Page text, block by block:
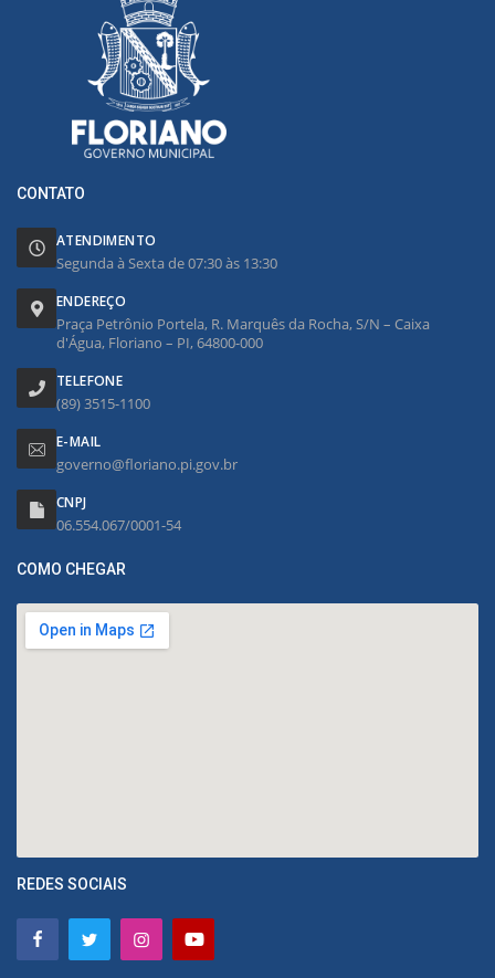
CONTATO
ATENDIMENTO
Segunda à Sexta de 07:30 às 13:30
ENDEREÇO
Praça Petrônio Portela, R. Marquês da Rocha, S/N – Caixa
d'Água, Floriano – PI, 64800-000
TELEFONE
(89) 3515-1100
E-MAIL
governo@floriano.pi.gov.br
CNPJ
06.554.067/0001-54
COMO CHEGAR
REDES SOCIAIS